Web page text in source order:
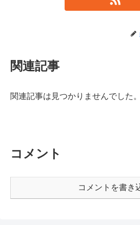
関連記事
関連記事は見つかりませんでした。
コメント
コメントを書き